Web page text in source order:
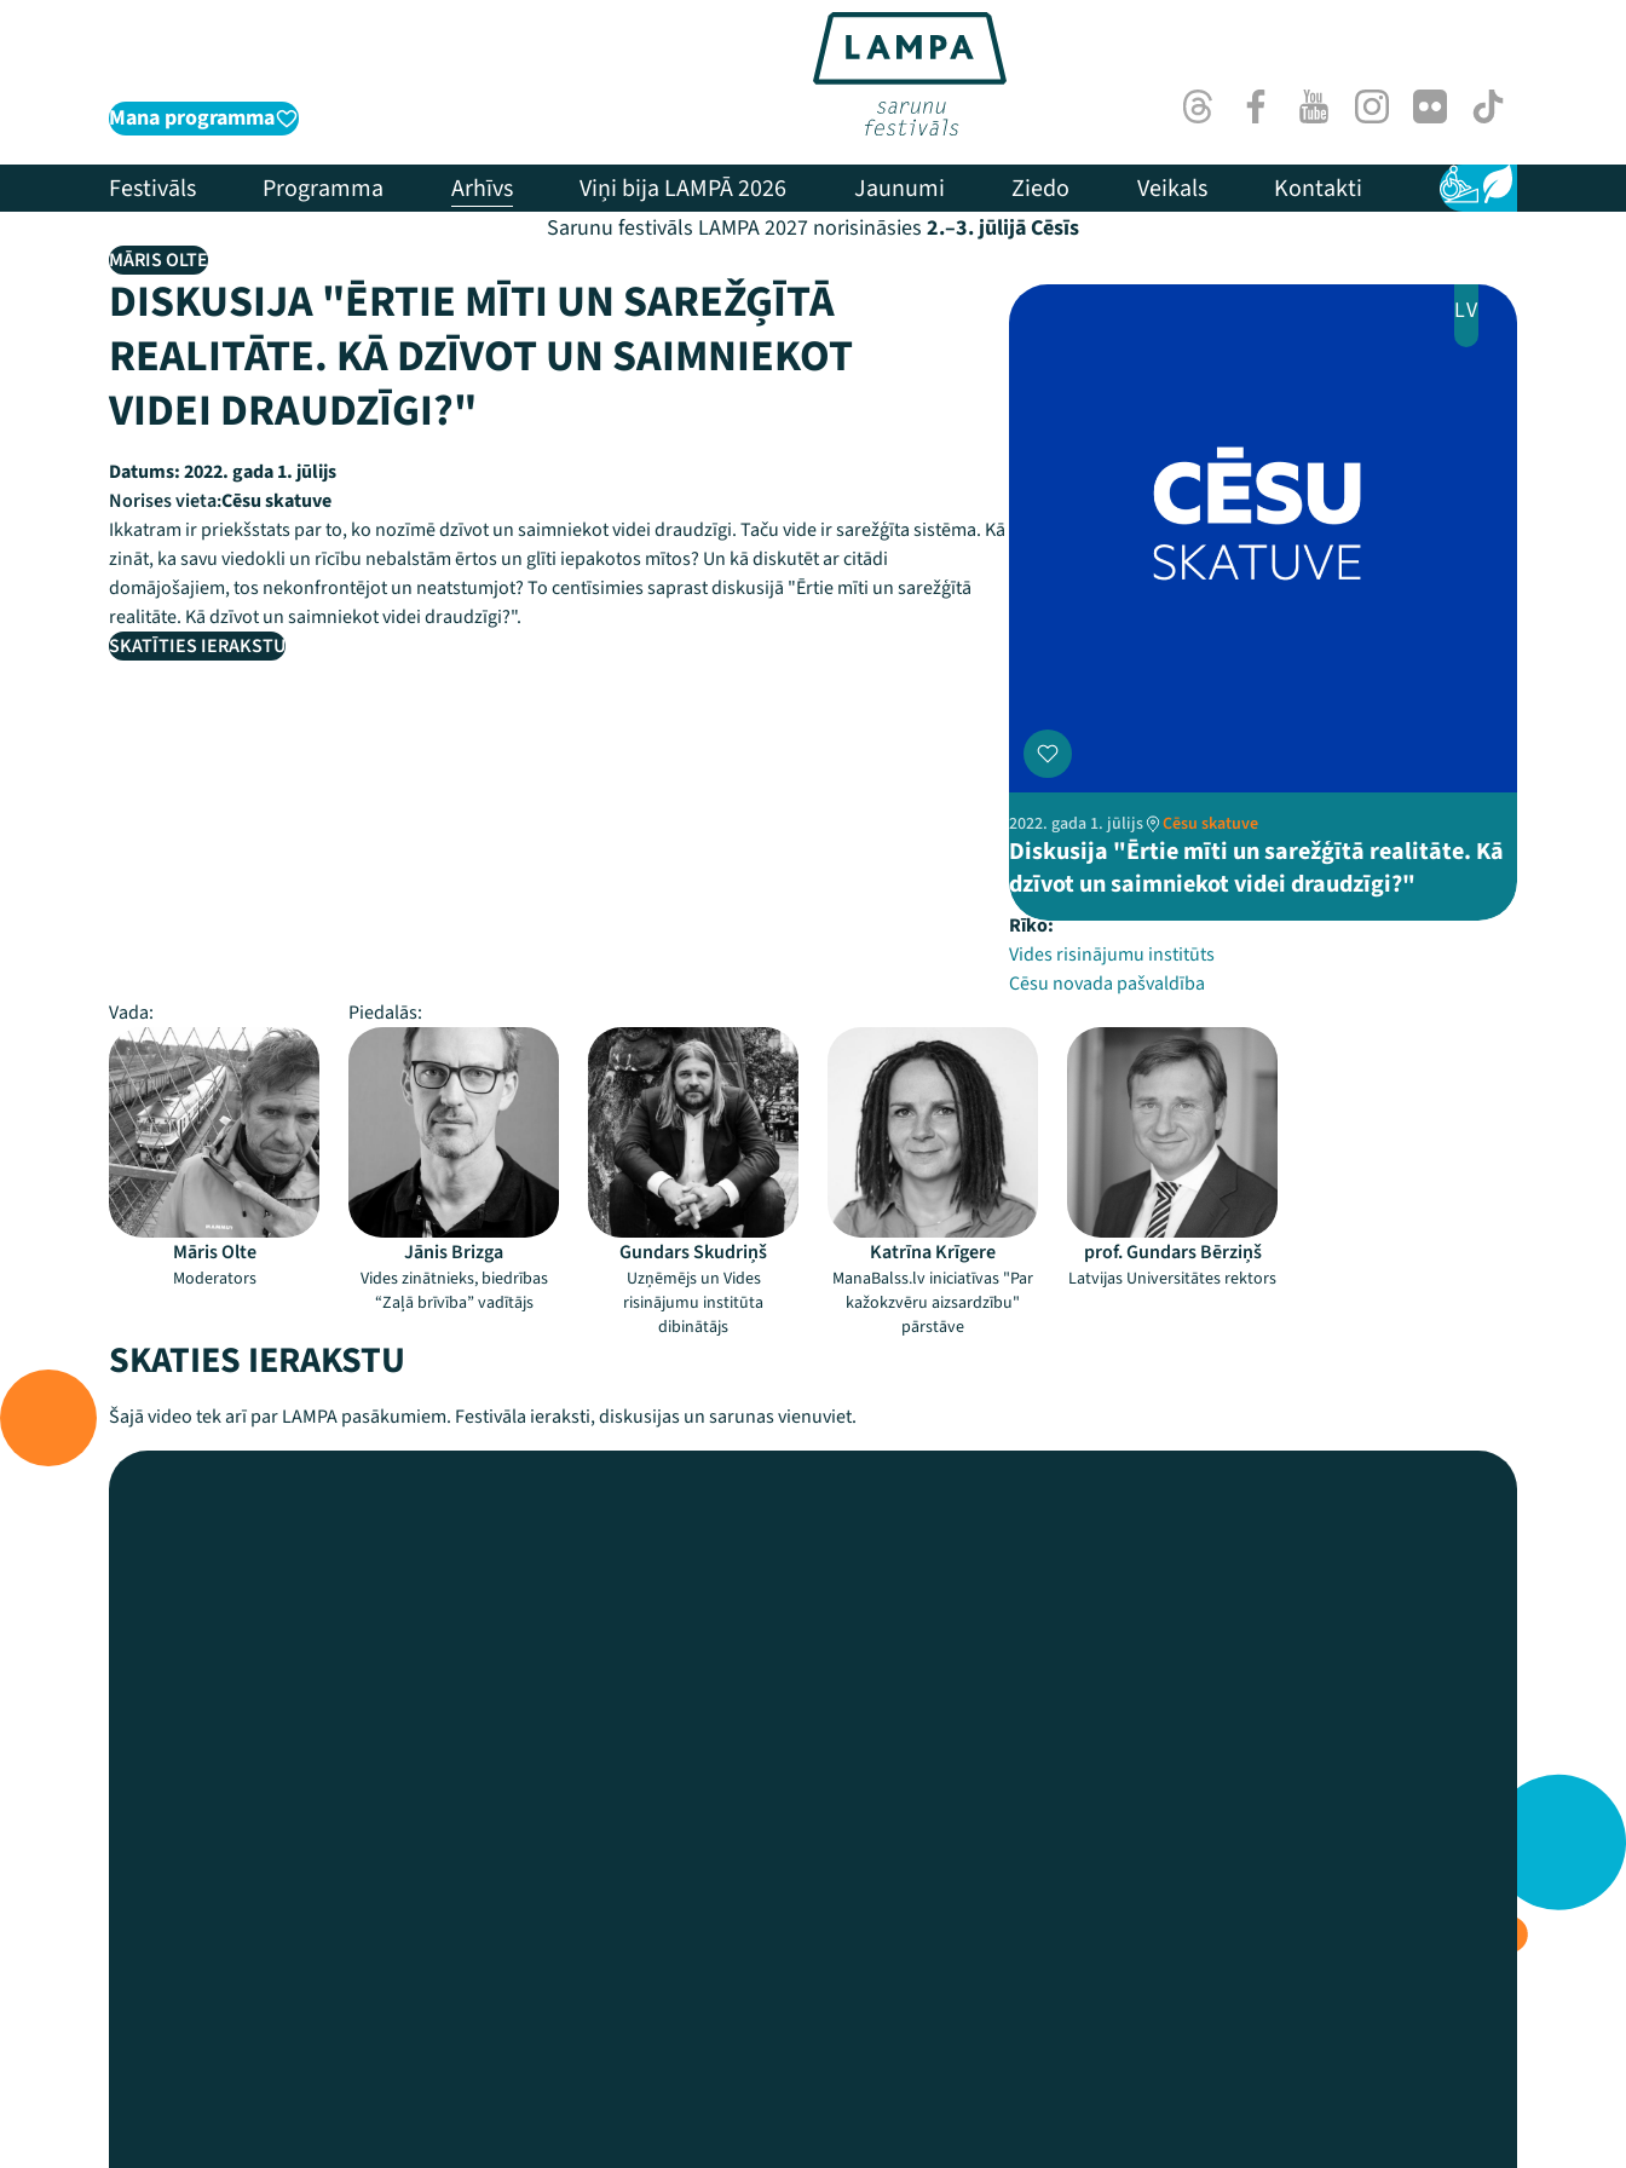
Mana programma ThreadsFacebookYoutubeInstagram
Flick TikTok
Festivāls Programma Arhīvs Viņi bija LAMPĀ 2026 Jaunumi Ziedo Veikals Kontakti Pieejamība
Ilgtspēja
Sarunu festivāls LAMPA 2027 norisināsies 2.–3. jūlijā Cēsīs
MĀRIS OLTE
DISKUSIJA "ĒRTIE MĪTI UN SAREŽĢĪTĀ
REALITĀTE. KĀ DZĪVOT UN SAIMNIEKOT
VIDEI DRAUDZĪGI?"
Datums:2022. gada 1. jūlijs
Norises vieta:Cēsu skatuve
Ikkatram ir priekšstats par to, ko nozīmē dzīvot un saimniekot videi draudzīgi. Taču vide ir sarežģīta sistēma. Kā
zināt, ka savu viedokli un rīcību nebalstām ērtos un glīti iepakotos mītos? Un kā diskutēt ar citādi
domājošajiem, tos nekonfrontējot un neatstumjot? To centīsimies saprast diskusijā "Ērtie mīti un sarežģītā
realitāte. Kā dzīvot un saimniekot videi draudzīgi?".
SKATĪTIES IERAKSTU
LV
2022. gada 1. jūlijs Cēsu skatuve
Diskusija "Ērtie mīti un sarežģītā realitāte. Kā
dzīvot un saimniekot videi draudzīgi?"
Rīko:
Vides risinājumu institūts
Cēsu novada pašvaldība
Vada:
Piedalās:
Māris Olte
Moderators
Jānis Brizga
Vides zinātnieks, biedrības
“Zaļā brīvība” vadītājs
Gundars Skudriņš
Uzņēmējs un Vides
risinājumu institūta
dibinātājs
Katrīna Krīgere
ManaBalss.lv iniciatīvas "Par
kažokzvēru aizsardzību"
pārstāve
prof. Gundars Bērziņš
Latvijas Universitātes rektors
SKATIES IERAKSTU
Šajā video tek arī par LAMPA pasākumiem. Festivāla ieraksti, diskusijas un sarunas vienuviet.